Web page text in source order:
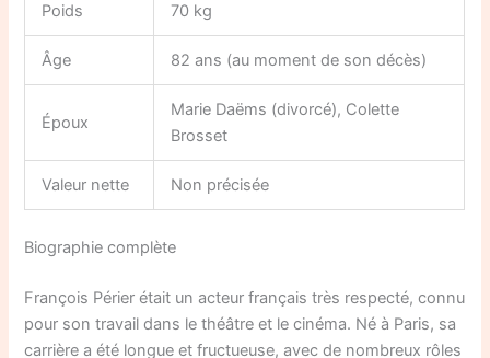
Poids 70 kg
Âge 82 ans (au moment de son décès)
Époux
Marie Daëms (divorcé), Colette
Brosset
Valeur nette Non précisée
Biographie complète
François Périer était un acteur français très respecté, connu
pour son travail dans le théâtre et le cinéma. Né à Paris, sa
carrière a été longue et fructueuse, avec de nombreux rôles